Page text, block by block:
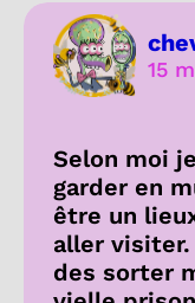
15
Selon moi
garder en
être un
aller
des sorter